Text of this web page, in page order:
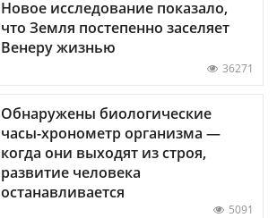
Новое исследование показало,
что Земля постепенно заселяет
Венеру жизнью
36271
Обнаружены биологические
часы-хронометр организма —
когда они выходят из строя,
развитие человека
останавливается
5091